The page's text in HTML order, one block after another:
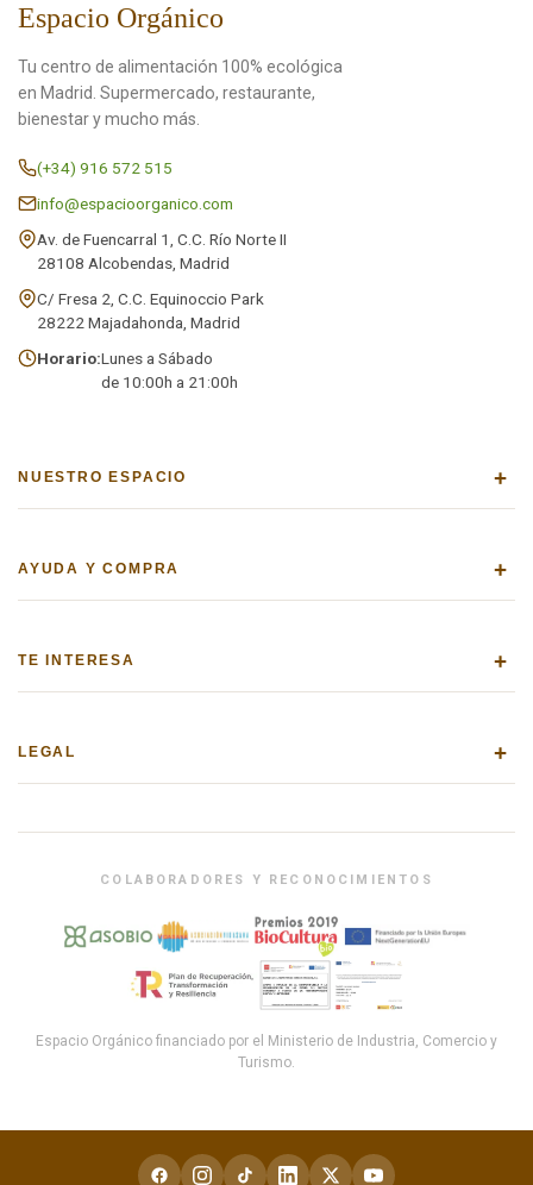
Espacio Orgánico
Tu centro de alimentación 100% ecológica
en Madrid. Supermercado, restaurante,
bienestar y mucho más.
(+34) 916 572 515
info@espacioorganico.com
Av. de Fuencarral 1, C.C. Río Norte II
28108 Alcobendas, Madrid
C/ Fresa 2, C.C. Equinoccio Park
28222 Majadahonda, Madrid
Horario:Lunes a Sábado
de 10:00h a 21:00h
NUESTRO ESPACIO +
AYUDA Y COMPRA +
TE INTERESA +
LEGAL +
COLABORADORES Y RECONOCIMIENTOS
Espacio Orgánico financiado por el Ministerio de Industria, Comercio y
Turismo.